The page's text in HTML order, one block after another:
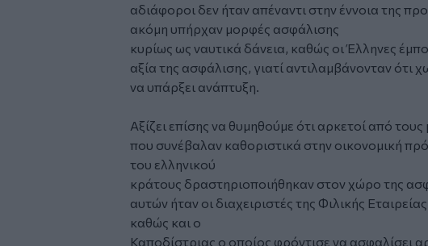
αδιάφοροι δεν ήταν απέναντι στην έννοια της
ακόμη υπήρχαν μορφές ασφάλισης
κυρίως ως ναυτικά δάνεια, καθώς οι Έλληνες
αξία της ασφάλισης, γιατί αντιλαμβάνονταν ότι
να υπάρξει ανάπτυξη.
Αξίζει επίσης να θυμηθούμε ότι αρκετοί από
που συνέβαλαν καθοριστικά στην οικονομική
του ελληνικού
κράτους δραστηριοποιήθηκαν στον χώρο της
αυτών ήταν οι διαχειριστές της Φιλικής
καθώς και ο
Καποδίστριας ο οποίος φρόντισε να ασφαλίσει